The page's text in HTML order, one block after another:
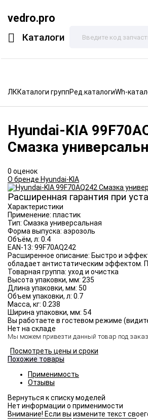
vedro.pro
Каталоги
ЛККаталоги группРед.каталогиWh-
Hyundai-KIA
Смазка
0 оценок
О бренде Hyundai-KIA
Расширенная гарантия при
Характеристики
Применение: пластик
Тип: Смазка универсальная
Форма выпуска: аэрозоль
Объём, л: 0.4
EAN-13: 99F70AQ242
Расширенное описание: Быстро и
обладает антистатическим эффектом.
Товарная группа: уход и очистка
Высота упаковки, мм: 235
Длина упаковки, мм: 50
Объем упаковки, л: 0.7
Масса, кг: 0.238
Ширина упаковки, мм: 54
Вы работаете в гостевом режиме
Нет на складе
Мы можем привезти данный товар под
Посмотреть цены и сроки
Похожие товары
Применимость
Отзывы
Нет информации о применимости
Внимание! Если вы измените текст